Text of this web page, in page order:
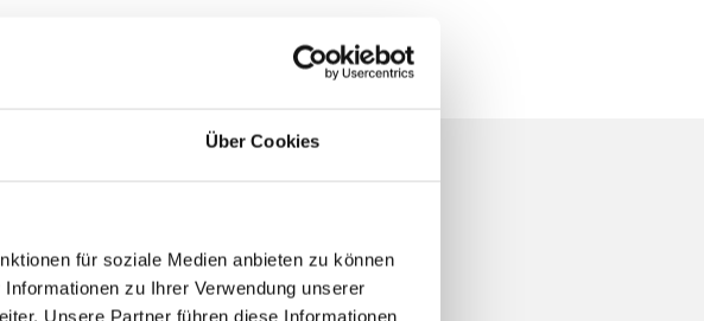
Über Cookies
für soziale Medien anbieten zu können
zu Ihrer Verwendung unserer
Unsere Partner führen diese Informationen
Hintergrund.